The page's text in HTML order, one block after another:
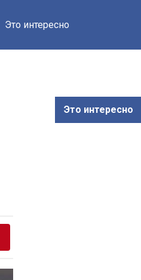
Это интересно
Это интересно